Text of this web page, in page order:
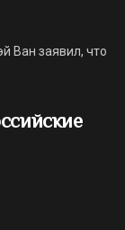
Ван заявил, что